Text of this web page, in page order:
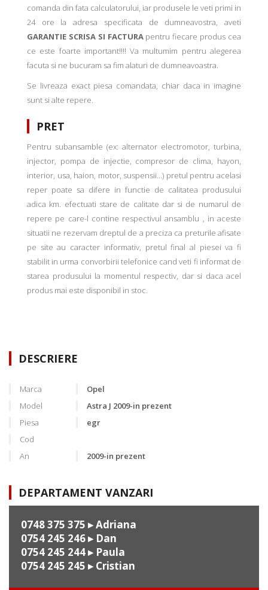
comanda din fata calculatorului, iar produsele le veti primi in
24 ore la adresa specificata de dumneavostra, aveti
GARANTIE SCRISA SI FACTURApentru fiecare produs cea
ce este foarte important!!!! Va multumim pentru alegerea
facuta si ne bucuram sa fim alaturi de dumneavoastra.
Se livreaza exact piesa comandata, chiar daca in imagine
sunt si alte repere.
PRET
Pentru subansamble (ex: alternator electromotor, turbina,
injector, pompa de injectie, compresor de clima, hayon,
interior, usa, haion, motor, suspensii...) pretul pentru acelasi
reper poate sa difere in functie de calitatea produsului
adica km. efectuati stare de calitate dar si de numarul de
repere pe care-l contine respectivul ansamblu , in aceste
situatii ne rezervam dreptul de a preciza ca preturile afisate
pe site au caracter informativ, pretul final al piesei va fi
stabilit in urma convorbirii telefonice cand veti fi informat de
starea produsului la momentul respectiv, dar si daca acel
produs mai este disponibil in stoc.
DESCRIERE
Marca
Opel
Model
Astra J 2009-in prezent
Piesa
egr
Cod
An
2009-in prezent
DEPARTAMENT VANZARI
0748 375 375 ▸ Adriana
0754 245 246▸ Dan
0754 245 244▸ Paula
0754 245 245 ▸ Cristian